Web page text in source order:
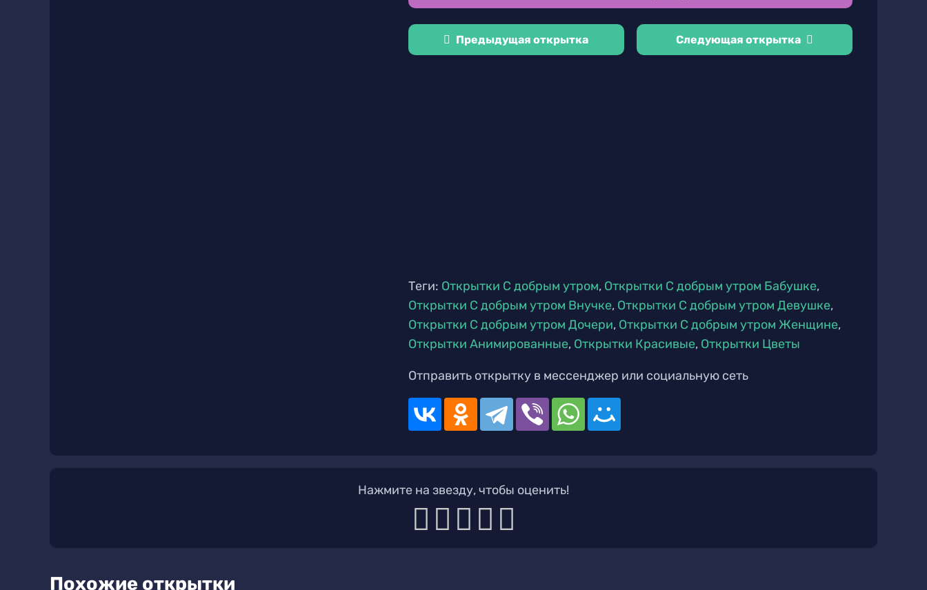
Предыдущая открытка Следующая открытка
Теги: Открытки С добрым утром, Открытки С добрым утром Бабушке,
Открытки С добрым утром Внучке, Открытки С добрым утром Девушке,
Открытки С добрым утром Дочери, Открытки С добрым утром Женщине,
Открытки Анимированные, Открытки Красивые, Открытки Цветы
Отправить открытку в мессенджер или социальную сеть
Нажмите на звезду, чтобы оценить!
Похожие открытки